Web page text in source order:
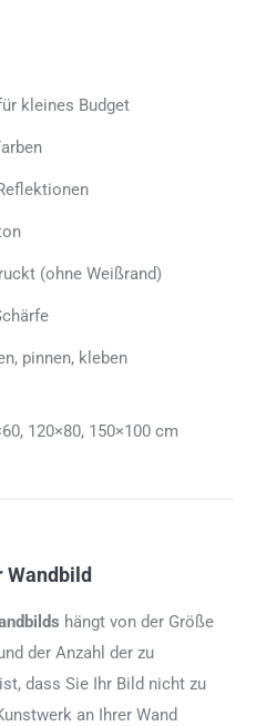
kleines Budget
(ohne Weißrand)
pinnen, kleben
120×80, 150×100 cm
Wandbild
hängt von der Größe
der Anzahl der zu
dass Sie Ihr Bild nicht zu
an Ihrer Wand